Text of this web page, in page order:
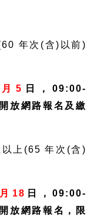
年次(含)以前)
5 日，09:00-
放網路報名及繳
以上(65 年次(含)
18 日，09:00-
放網路報名，限